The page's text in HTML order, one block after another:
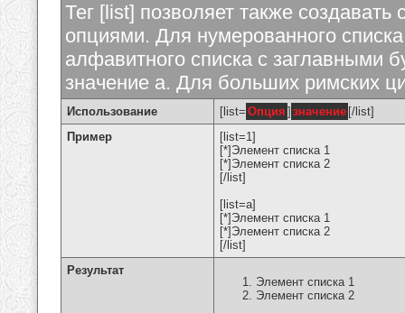
Тег [list] позволяет также
опциями. Для нумерованного
алфавитного списка с заглавными
значение а. Для больших римских
Использование [list= Опция ] значение [/list]
Пример
[list=1]
[*]Элемент списка 1
[*]Элемент списка 2
[/list]
[list=a]
[*]Элемент списка 1
[*]Элемент списка 2
[/list]
Результат
Элемент списка 1
Элемент списка 2